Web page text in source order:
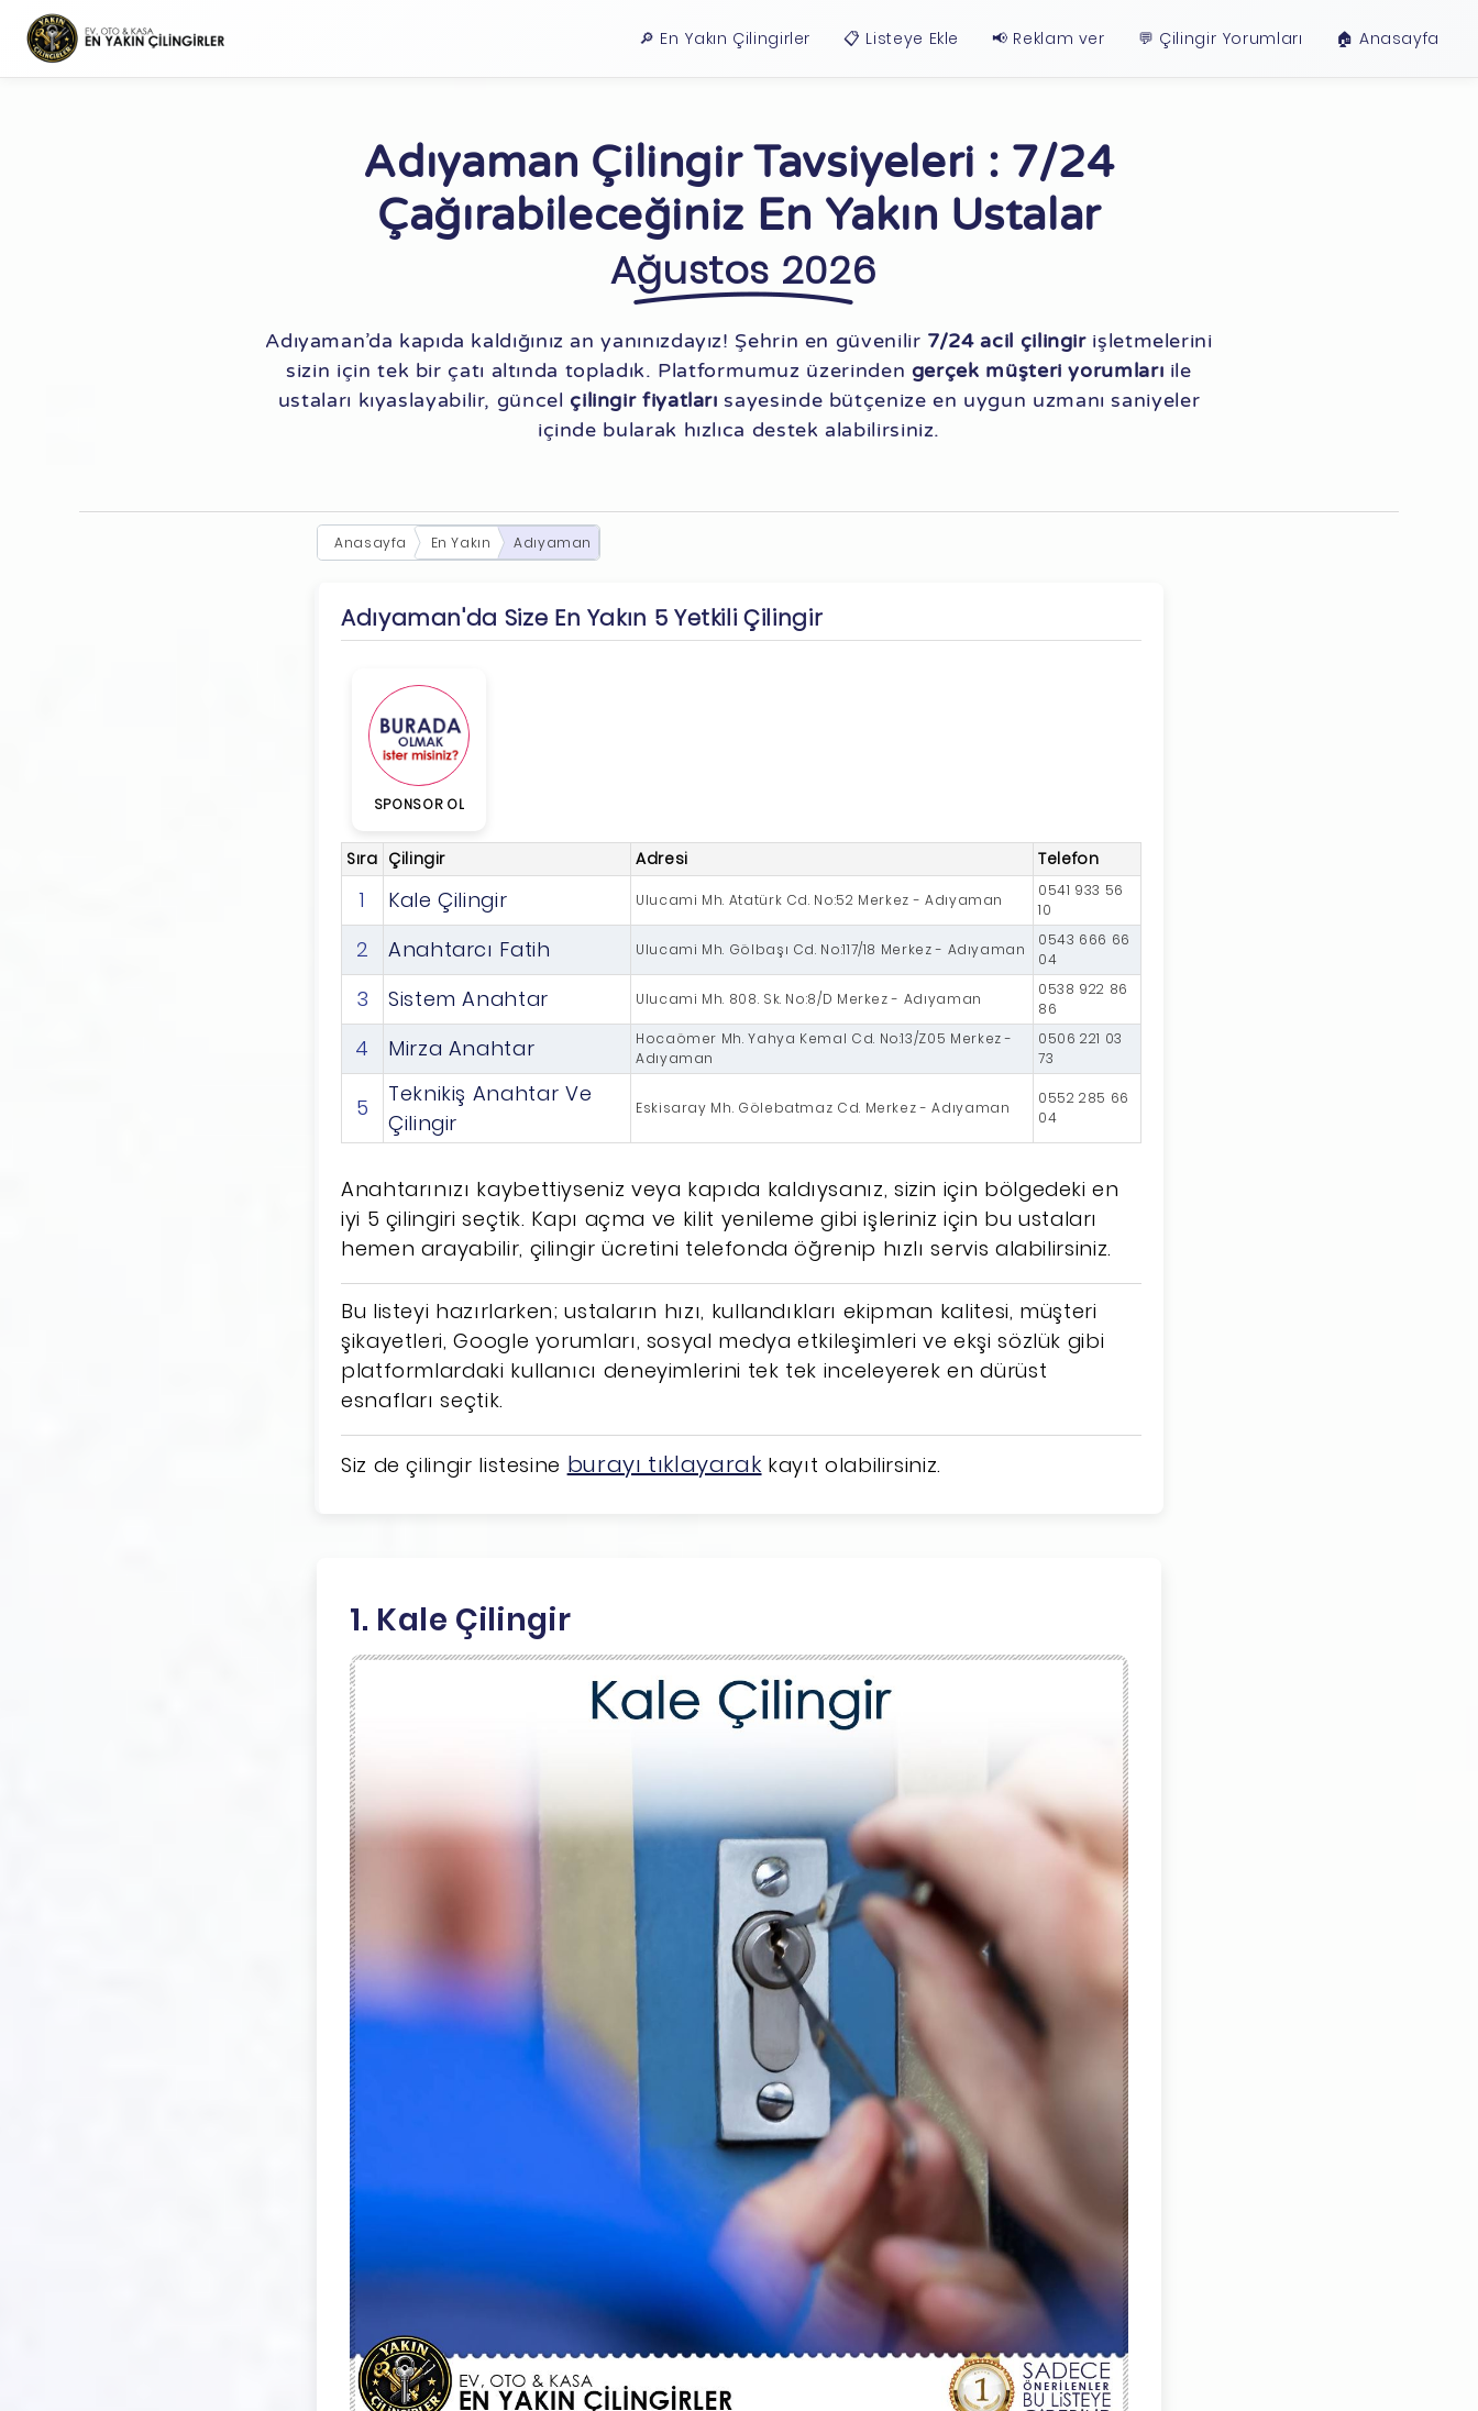
🔎 En Yakın Çilingirler 📋 Listeye Ekle 📢 Reklam ver 💬 Çilingir Yorumları 🏠︎ Anasayfa
Adıyaman Çilingir Tavsiyeleri : 7/24
Çağırabileceğiniz En Yakın Ustalar
Ağustos 2026
Adıyaman’da kapıda kaldığınız an yanınızdayız! Şehrin en güvenilir 7/24 acil çilingirişletmelerini
sizin için tek bir çatı altında topladık. Platformumuz üzerinden gerçek müşteri yorumları ile
ustaları kıyaslayabilir, güncel çilingir fiyatları sayesinde bütçenize en uygun uzmanı saniyeler
içinde bularak hızlıca destek alabilirsiniz.
Anasayfa En Yakın Adıyaman
Adıyaman'da Size En Yakın 5 Yetkili Çilingir
SPONSOR OL
Sıra Çilingir Adresi Telefon
1 Kale Çilingir Ulucami Mh. Atatürk Cd. No:52 Merkez - Adıyaman
0541 933 56
10
2 Anahtarcı Fatih Ulucami Mh. Gölbaşı Cd. No:117/18 Merkez - Adıyaman
0543 666 66
04
3 Sistem Anahtar Ulucami Mh. 808. Sk. No:8/D Merkez - Adıyaman
0538 922 86
86
4 Mirza Anahtar
Hocaömer Mh. Yahya Kemal Cd. No:13/Z05 Merkez -
Adıyaman
0506 221 03
73
5
Teknikiş Anahtar Ve
Çilingir
Eskisaray Mh. Gölebatmaz Cd. Merkez - Adıyaman
0552 285 66
04
Anahtarınızı kaybettiyseniz veya kapıda kaldıysanız, sizin için bölgedeki en
iyi 5 çilingiri seçtik. Kapı açma ve kilit yenileme gibi işleriniz için bu ustaları
hemen arayabilir, çilingir ücretini telefonda öğrenip hızlı servis alabilirsiniz.
Bu listeyi hazırlarken; ustaların hızı, kullandıkları ekipman kalitesi, müşteri
şikayetleri, Google yorumları, sosyal medya etkileşimleri ve ekşi sözlük gibi
platformlardaki kullanıcı deneyimlerini tek tek inceleyerek en dürüst
esnafları seçtik.
Siz de çilingir listesine burayı tıklayarak kayıt olabilirsiniz.
1. Kale Çilingir